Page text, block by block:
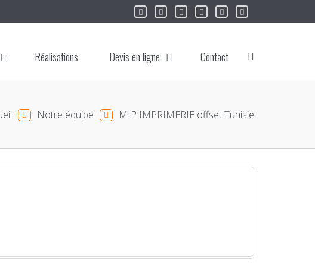
Réalisations Devis en ligne Contact
Notre équipe MIP IMPRIMERIE offset Tunisie